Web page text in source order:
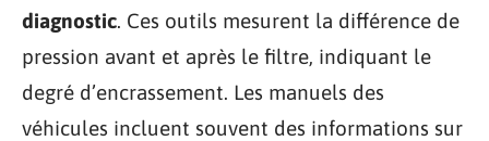
diagnostic. Ces outils mesurent la différence de
pression avant et après le filtre, indiquant le
degré d’encrassement. Les manuels des
véhicules incluent souvent des informations sur